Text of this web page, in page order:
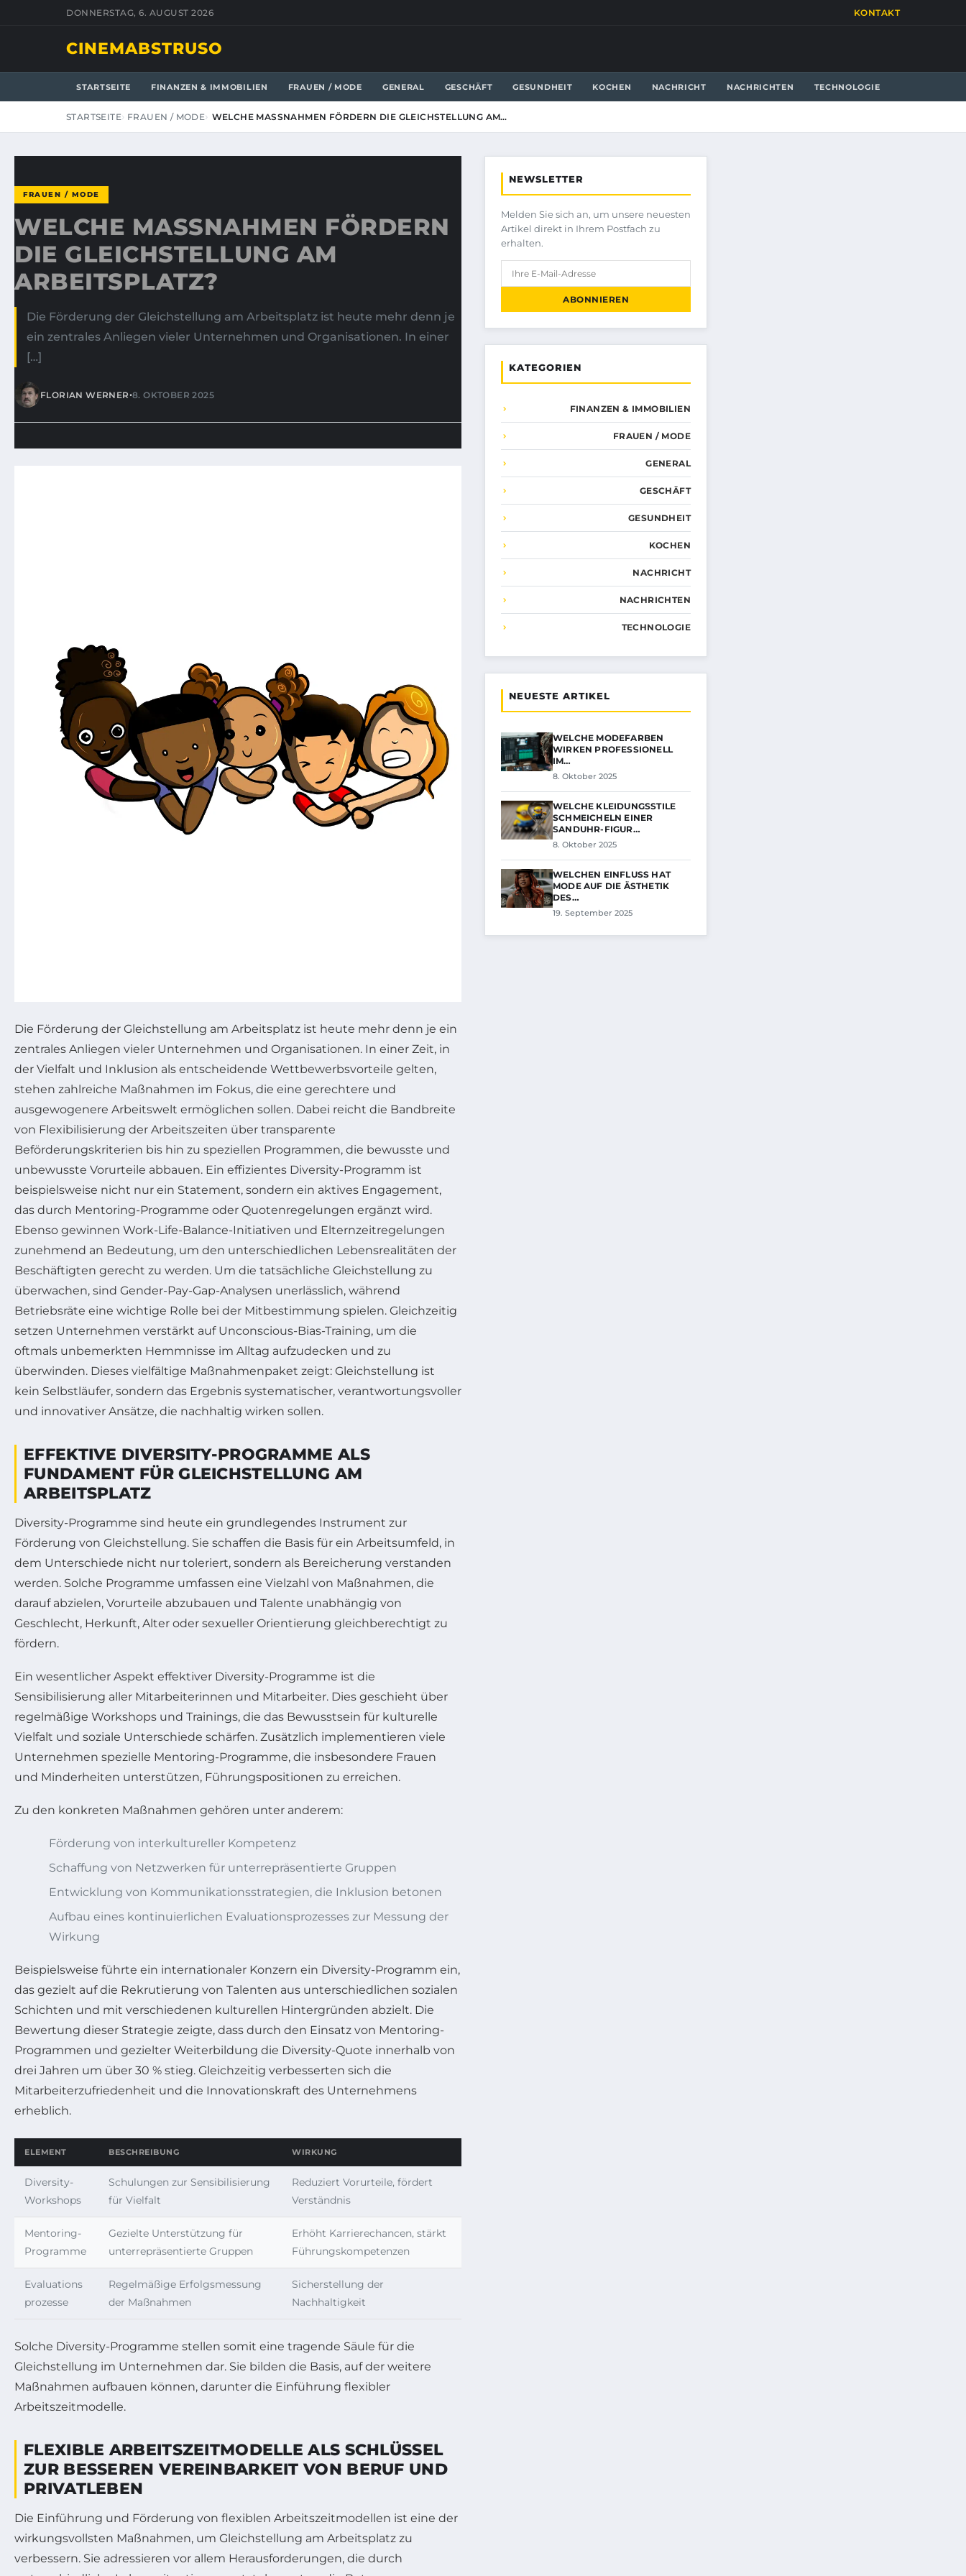
DONNERSTAG, 6. AUGUST 2026 KONTAKT
CINEMABSTRUSO
STARTSEITE FINANZEN & IMMOBILIEN FRAUEN / MODE GENERAL GESCHÄFT GESUNDHEIT KOCHEN NACHRICHT NACHRICHTEN TECHNOLOGIE
STARTSEITE FRAUEN / MODE WELCHE MASSNAHMEN FÖRDERN DIE GLEICHSTELLUNG AM…
FRAUEN / MODE
WELCHE MASSNAHMEN FÖRDERN D
IE GLEICHSTELLUNG AM A
RBEITSPLATZ?
Die Förderung der Gleichstellung am Arbeitsplatz ist heute mehr denn je
ein zentrales Anliegen vieler Unternehmen und Organisationen. In einer
[…]
FLORIAN WERNER•8. OKTOBER 2025
Die Förderung der Gleichstellung am Arbeitsplatz ist heute mehr denn je ein
zentrales Anliegen vieler Unternehmen und Organisationen. In einer Zeit, in
der Vielfalt und Inklusion als entscheidende Wettbewerbsvorteile gelten,
stehen zahlreiche Maßnahmen im Fokus, die eine gerechtere und
ausgewogenere Arbeitswelt ermöglichen sollen. Dabei reicht die Bandbreite
von Flexibilisierung der Arbeitszeiten über transparente
Beförderungskriterien bis hin zu speziellen Programmen, die bewusste und
unbewusste Vorurteile abbauen. Ein effizientes Diversity-Programm ist
beispielsweise nicht nur ein Statement, sondern ein aktives Engagement,
das durch Mentoring-Programme oder Quotenregelungen ergänzt wird.
Ebenso gewinnen Work-Life-Balance-Initiativen und Elternzeitregelungen
zunehmend an Bedeutung, um den unterschiedlichen Lebensrealitäten der
Beschäftigten gerecht zu werden. Um die tatsächliche Gleichstellung zu
überwachen, sind Gender-Pay-Gap-Analysen unerlässlich, während
Betriebsräte eine wichtige Rolle bei der Mitbestimmung spielen. Gleichzeitig
setzen Unternehmen verstärkt auf Unconscious-Bias-Training, um die
oftmals unbemerkten Hemmnisse im Alltag aufzudecken und zu
überwinden. Dieses vielfältige Maßnahmenpaket zeigt: Gleichstellung ist
kein Selbstläufer, sondern das Ergebnis systematischer, verantwortungsvoller
und innovativer Ansätze, die nachhaltig wirken sollen.
EFFEKTIVE DIVERSITY-PROGRAMME ALS
FUNDAMENT FÜR GLEICHSTELLUNG AM
ARBEITSPLATZ
Diversity-Programme sind heute ein grundlegendes Instrument zur
Förderung von Gleichstellung. Sie schaffen die Basis für ein Arbeitsumfeld, in
dem Unterschiede nicht nur toleriert, sondern als Bereicherung verstanden
werden. Solche Programme umfassen eine Vielzahl von Maßnahmen, die
darauf abzielen, Vorurteile abzubauen und Talente unabhängig von
Geschlecht, Herkunft, Alter oder sexueller Orientierung gleichberechtigt zu
fördern.
Ein wesentlicher Aspekt effektiver Diversity-Programme ist die
Sensibilisierung aller Mitarbeiterinnen und Mitarbeiter. Dies geschieht über
regelmäßige Workshops und Trainings, die das Bewusstsein für kulturelle
Vielfalt und soziale Unterschiede schärfen. Zusätzlich implementieren viele
Unternehmen spezielle Mentoring-Programme, die insbesondere Frauen
und Minderheiten unterstützen, Führungspositionen zu erreichen.
Zu den konkreten Maßnahmen gehören unter anderem:
Förderung von interkultureller Kompetenz
Schaffung von Netzwerken für unterrepräsentierte Gruppen
Entwicklung von Kommunikationsstrategien, die Inklusion betonen
Aufbau eines kontinuierlichen Evaluationsprozesses zur Messung der
Wirkung
Beispielsweise führte ein internationaler Konzern ein Diversity-Programm ein,
das gezielt auf die Rekrutierung von Talenten aus unterschiedlichen sozialen
Schichten und mit verschiedenen kulturellen Hintergründen abzielt. Die
Bewertung dieser Strategie zeigte, dass durch den Einsatz von Mentoring-
Programmen und gezielter Weiterbildung die Diversity-Quote innerhalb von
drei Jahren um über 30 % stieg. Gleichzeitig verbesserten sich die
Mitarbeiterzufriedenheit und die Innovationskraft des Unternehmens
erheblich.
ELEMENT BESCHREIBUNG WIRKUNG
Diversity-
Workshops
Schulungen zur Sensibilisierung
für Vielfalt
Reduziert Vorurteile, fördert
Verständnis
Mentoring-
Programme
Gezielte Unterstützung für
unterrepräsentierte Gruppen
Erhöht Karrierechancen, stärkt
Führungskompetenzen
Evaluations
prozesse
Regelmäßige Erfolgsmessung
der Maßnahmen
Sicherstellung der
Nachhaltigkeit
Solche Diversity-Programme stellen somit eine tragende Säule für die
Gleichstellung im Unternehmen dar. Sie bilden die Basis, auf der weitere
Maßnahmen aufbauen können, darunter die Einführung flexibler
Arbeitszeitmodelle.
FLEXIBLE ARBEITSZEITMODELLE ALS SCHLÜSSEL
ZUR BESSEREN VEREINBARKEIT VON BERUF UND
PRIVATLEBEN
Die Einführung und Förderung von flexiblen Arbeitszeitmodellen ist eine der
wirkungsvollsten Maßnahmen, um Gleichstellung am Arbeitsplatz zu
verbessern. Sie adressieren vor allem Herausforderungen, die durch
NEWSLETTER
Melden Sie sich an, um unsere neuesten
Artikel direkt in Ihrem Postfach zu
erhalten.
ABONNIEREN
KATEGORIEN
FINANZEN & IMMOBILIEN
FRAUEN / MODE
GENERAL
GESCHÄFT
GESUNDHEIT
KOCHEN
NACHRICHT
NACHRICHTEN
TECHNOLOGIE
NEUESTE ARTIKEL
WELCHE MODEFARBEN
WIRKEN PROFESSIONELL
IM…
8. Oktober 2025
WELCHE KLEIDUNGSSTILE
SCHMEICHELN EINER
SANDUHR-FIGUR…
8. Oktober 2025
WELCHEN EINFLUSS HAT
MODE AUF DIE ÄSTHETIK
DES…
19. September 2025